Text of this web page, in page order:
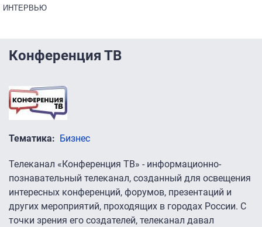
ИНТЕРВЬЮ
Конференция ТВ
Тематика Бизнес
Телеканал «Конференция ТВ» - информационно-
познавательный телеканал, созданный для освещения
интересных конференций, форумов, презентаций и
других мероприятий, проходящих в городах России. С
точки зрения его создателей, телеканал давал